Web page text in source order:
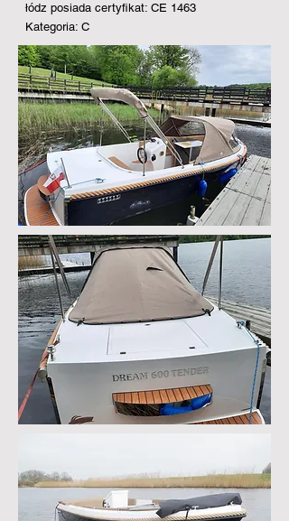
łódz posiada certyfikat: CE 1463
Kategoria: C